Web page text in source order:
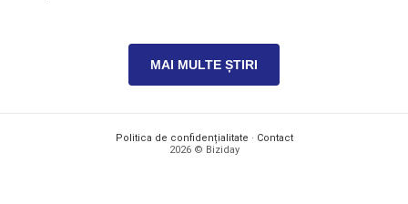
MAI MULTE ȘTIRI
Politica de confidențialitate · Contact
2026 © Biziday